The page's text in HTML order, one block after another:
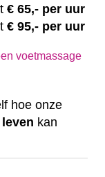
€ 65,- per uur
€ 95,- per uur
voetmassage
hoe onze
leven kan